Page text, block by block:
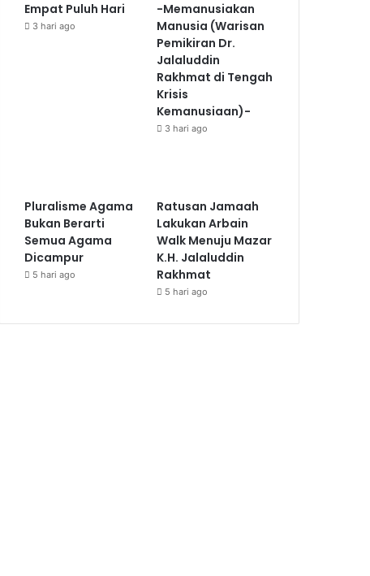
Empat Puluh Hari
3 hari ago
-Memanusiakan
Manusia (Warisan
Pemikiran Dr.
Jalaluddin
Rakhmat di Tengah
Krisis
Kemanusiaan)-
3 hari ago
Pluralisme Agama
Bukan Berarti
Semua Agama
Dicampur
5 hari ago
Ratusan Jamaah
Lakukan Arbain
Walk Menuju Mazar
K.H. Jalaluddin
Rakhmat
5 hari ago